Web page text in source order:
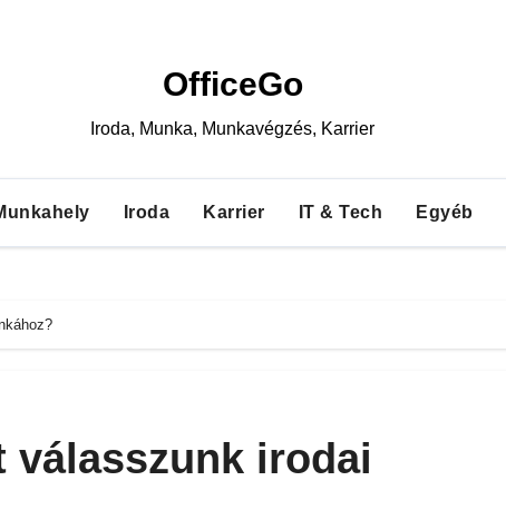
OfficeGo
Iroda, Munka, Munkavégzés, Karrier
Iroda Karrier IT & Tech Egyéb
válasszunk irodai